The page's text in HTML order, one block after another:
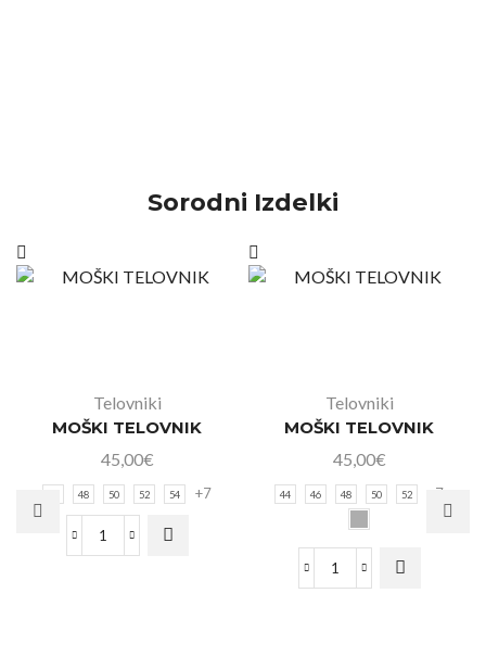
Sorodni Izdelki
Telovniki
MOŠKI TELOVNIK
45,00€
48 50 52 54 +7
Telovniki
MOŠKI TELOVNIK
45,00€
44 46 48 50 52 +7